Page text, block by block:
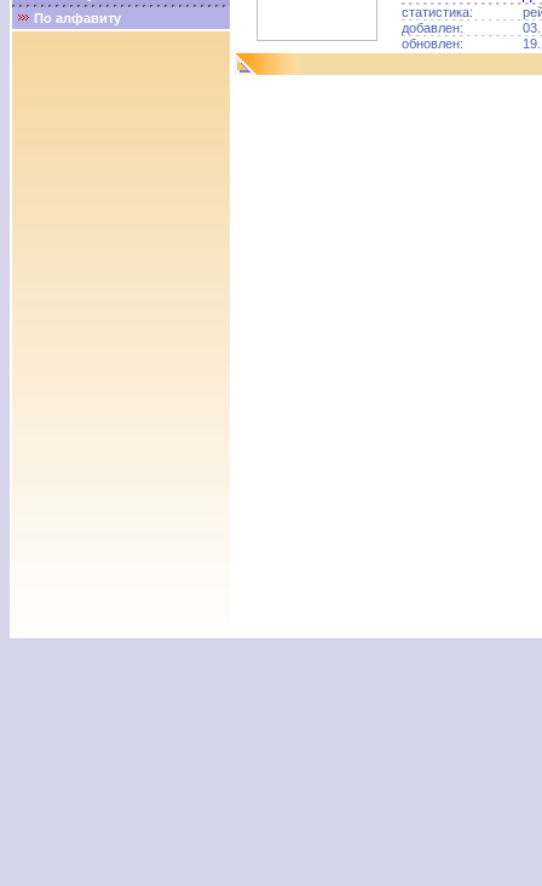
По алфавиту
статистика:
добавлен:
обновлен: